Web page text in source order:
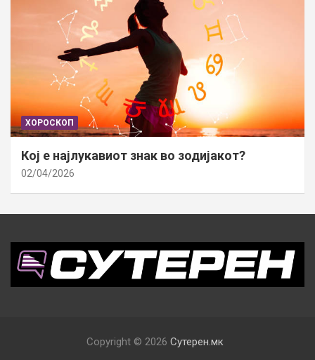
ХОРОСКОП
Кој е најлукавиот знак во зодијакот?
02/04/2026
Copyright © 2026 Сутерен.мк